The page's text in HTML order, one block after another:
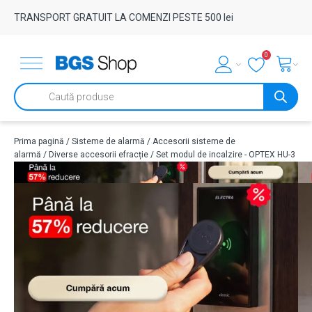
TRANSPORT GRATUIT LA COMENZI PESTE 500 lei
0
Products
search
Prima pagină / Sisteme de alarmă / Accesorii sisteme de
alarmă / Diverse accesorii efracție / Set modul de incalzire - OPTEX HU-3